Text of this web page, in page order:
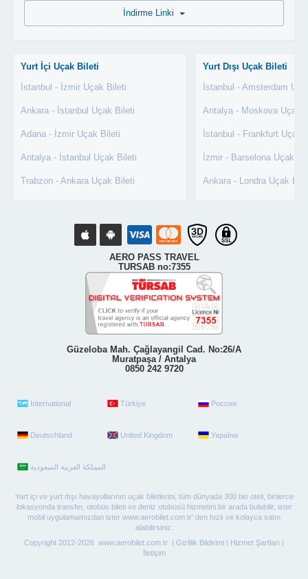
Yurt İçi Uçak Bileti
İstanbul - İzmir Uçak Bileti
Ankara - İstanbul Uçak Bileti
Adana - İzmir Uçak Bileti
Antalya - İstanbul Uçak Bileti
Trabzon - Ankara Uçak Bileti
Yurt Dışı Uçak Bileti
İstanbul - Amsterdam
Antalya - Moskova Uçak
İstanbul - Frankfurt Uçak
İzmir - Barselona Uçak
Ankara - Londra Uçak
AERO PASS TRAVEL
TURSAB no:7355
Güzeloba Mah. Çağlayangil Cad. No:26/A
Muratpaşa / Antalya
0850 242 9720
International Türkiye Россия
Deutschland United Kingdom Україна
Yurt içi ve yurt dışı havayollarının uçak biletlerini, tüm dünyada 300 bin oteli, binlerce
lokasyonda transfer, otobüs bileti ve deniz otobüsü hizmetini bir arada bulabilir, ister
mobil uygulamamızdan ister www.aerobilet.com.tr’ den hızlı ve kolayca satın
alabilirsiniz.
Copyright 2012-2026 www.aerobilet.com.tr | Gizlilik Bildirimi | Hizmet Şartları |
İletişim